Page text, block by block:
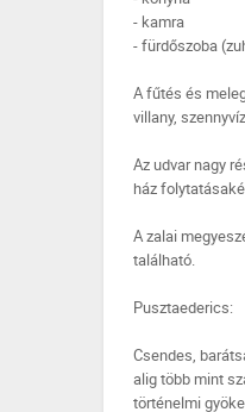
- kamra
- fürdőszoba
A fűtés és
villany,
Az udvar nagy
ház
A zalai
található.
Pusztaederics:
Csendes,
alig több mint
történelmi